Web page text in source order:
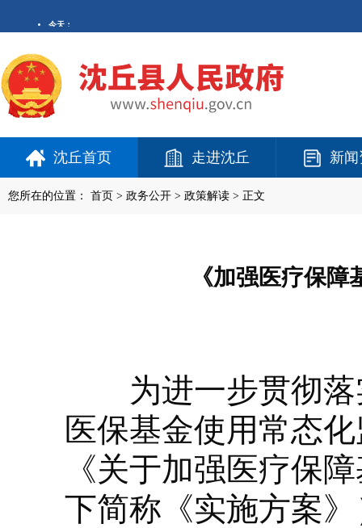
沈丘首页 走进沈丘 新
您所在的位置： 首页 > 政务公开 > 政策解读 > 正文
《加强医疗保
为进一步贯彻落
医保基金使用常态
《关于加强医疗保
下简称《实施方案